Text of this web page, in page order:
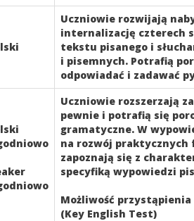
Uczniowie rozwijają
internalizację czterech
tekstu pisanego i
i pisemnych. Potrafią
odpowiadać i zadawać
Uczniowie rozszerzają
pewnie i potrafią się
gramatyczne. W
na rozwój praktycznych
zapoznają się z
specyfiką wypowiedzi
Możliwość przystąpienia
(Key English Test)